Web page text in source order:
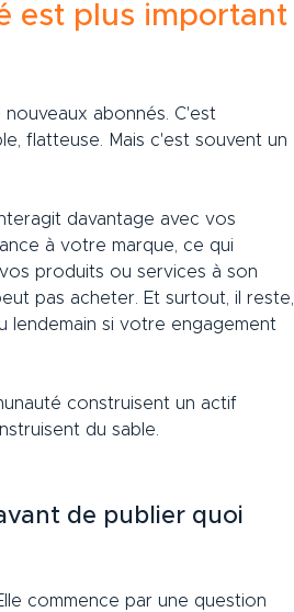
est plus important
abonnés. C'est
flatteuse. Mais c'est souvent un
davantage avec vos
à votre marque, ce qui
produits ou services à son
pas acheter. Et surtout, il reste,
lendemain si votre engagement
construisent un actif
du sable.
de publier quoi
commence par une question